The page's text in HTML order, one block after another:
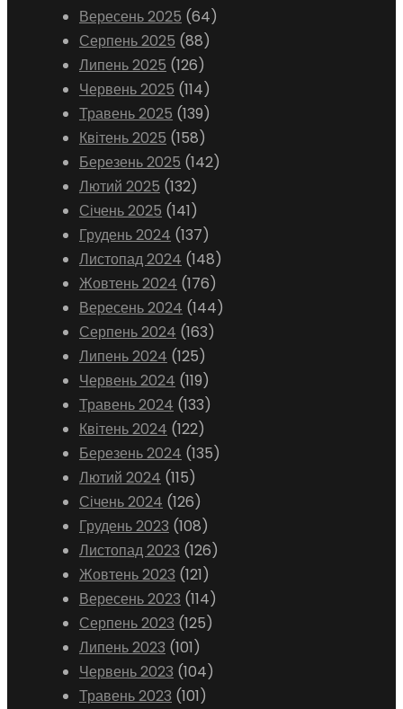
Вересень 2025 (64)
Серпень 2025 (88)
Липень 2025 (126)
Червень 2025 (114)
Травень 2025 (139)
Квітень 2025 (158)
Березень 2025 (142)
Лютий 2025 (132)
Січень 2025 (141)
Грудень 2024 (137)
Листопад 2024 (148)
Жовтень 2024 (176)
Вересень 2024 (144)
Серпень 2024 (163)
Липень 2024 (125)
Червень 2024 (119)
Травень 2024 (133)
Квітень 2024 (122)
Березень 2024 (135)
Лютий 2024 (115)
Січень 2024 (126)
Грудень 2023 (108)
Листопад 2023 (126)
Жовтень 2023 (121)
Вересень 2023 (114)
Серпень 2023 (125)
Липень 2023 (101)
Червень 2023 (104)
Травень 2023 (101)